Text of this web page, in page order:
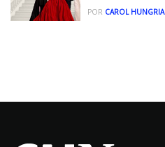
POR CAROL HUNGRIA